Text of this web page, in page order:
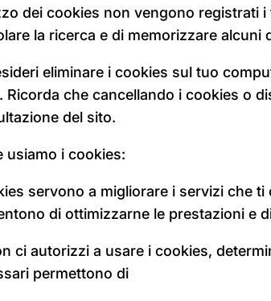
dei cookies non vengono registrati
la ricerca e di memorizzare
eliminare i cookies sul tuo
Ricorda che cancellando i cookies o
del sito.
usiamo i cookies:
servono a migliorare i servizi che
di ottimizzarne le prestazioni e
ci autorizzi a usare i cookies,
permettono di